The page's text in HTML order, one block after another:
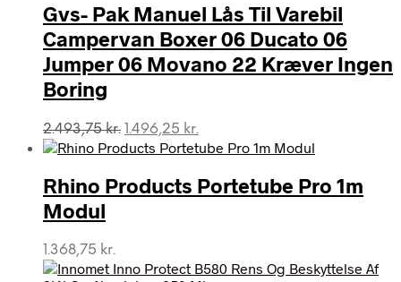
Gvs- Pak Manuel Lås Til Varebil
Campervan Boxer 06 Ducato 06
Jumper 06 Movano 22 Kræver Ingen
Boring
2.493,75kr. Den
oprindelige
var:
2.493,75 kr..
1.496,25 kr.
aktuelle
er:
1.496,25 kr..
Rhino Products Portetube Pro 1m
Modul
1.368,75 kr.